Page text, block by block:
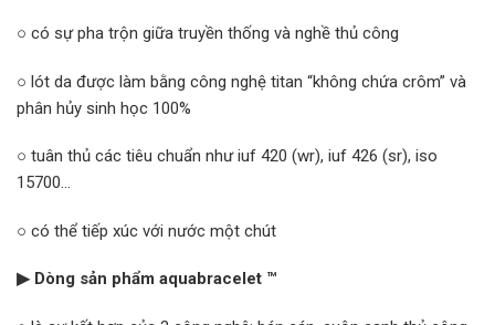
○ có sự pha trộn giữa truyền thống và nghề thủ công
○ lót da được làm bằng công nghệ titan “không chứa crôm” và
phân hủy sinh học 100%
○ tuân thủ các tiêu chuẩn như iuf 420 (wr), iuf 426 (sr), iso
15700…
○ có thể tiếp xúc với nước một chút
▶ Dòng sản phẩm aquabracelet ™